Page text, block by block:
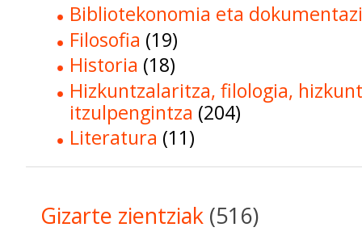
Bibliotekonomia eta
Filosofia (19)
Historia (18)
Hizkuntzalaritza, filologia,
itzulpengintza (204)
Literatura (11)
Gizarte zientziak (516)